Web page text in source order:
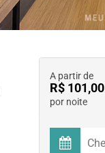
A partir de
R$ 101,00
por noite